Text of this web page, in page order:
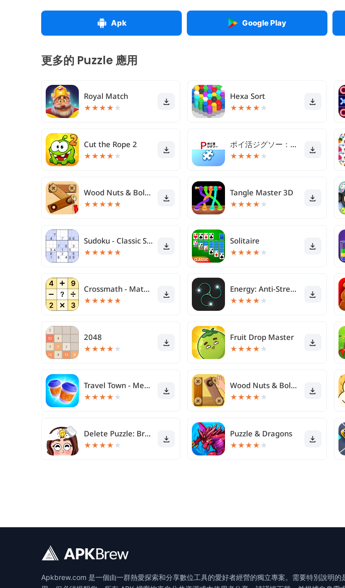
Apk Google Play
更多的 Puzzle 應用
Royal Match
★★★★ ★
Hexa Sort
★★★★ ★
Cut the Rope 2
★★★★ ★
ポイ活ジグソー：ポイントが稼げるパズルゲーム
★★★★ ★
Wood Nuts & Bolts, Screw
★★★★★
Tangle Master 3D
★★★★ ★
Sudoku - Classic Sudoku Puzzle
★★★★★
Solitaire
★★★★ ★
Crossmath - Math Puzzle Games
★★★★★
Energy: Anti-Stress Loops
★★★★ ★
2048
★★★★ ★
Fruit Drop Master
★★★★ ★
Travel Town - Merge Adventure
★★★★ ★
Wood Nuts & Bolts Puzzle
★★★★ ★
Delete Puzzle: Brain Games
★★★★ ★
Puzzle & Dragons
★★★★ ★
Apkbrew.com 是一個由一群熱愛探索和分享數位工具的愛好者經營的獨立專案。需要特別說明